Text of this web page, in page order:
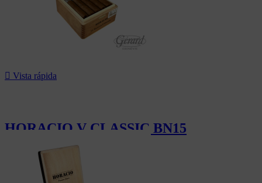
 Vista rápida
HORACIO V CLASSIC BN15
178,49 CHF